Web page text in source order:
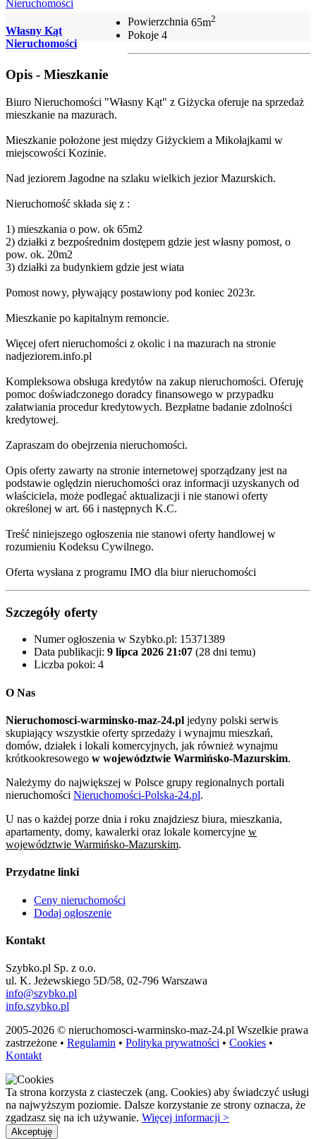
Własny Kąt
Nieruchomości
Powierzchnia 65m2
Pokoje 4
Opis - Mieszkanie
Biuro Nieruchomości "Własny Kąt" z Giżycka oferuje na sprzedaż
mieszkanie na mazurach.
Mieszkanie położone jest między Giżyckiem a Mikołajkami w
miejscowości Kozinie.
Nad jeziorem Jagodne na szlaku wielkich jezior Mazurskich.
Nieruchomość składa się z :
1) mieszkania o pow. ok 65m2
2) działki z bezpośrednim dostępem gdzie jest własny pomost, o
pow. ok. 20m2
3) działki za budynkiem gdzie jest wiata
Pomost nowy, pływający postawiony pod koniec 2023r.
Mieszkanie po kapitalnym remoncie.
Więcej ofert nieruchomości z okolic i na mazurach na stronie
nadjeziorem.info.pl
Kompleksowa obsługa kredytów na zakup nieruchomości. Oferuję
pomoc doświadczonego doradcy finansowego w przypadku
załatwiania procedur kredytowych. Bezpłatne badanie zdolności
kredytowej.
Zapraszam do obejrzenia nieruchomości.
Opis oferty zawarty na stronie internetowej sporządzany jest na
podstawie oględzin nieruchomości oraz informacji uzyskanych od
właściciela, może podlegać aktualizacji i nie stanowi oferty
określonej w art. 66 i następnych K.C.
Treść niniejszego ogłoszenia nie stanowi oferty handlowej w
rozumieniu Kodeksu Cywilnego.
Oferta wysłana z programu IMO dla biur nieruchomości
Szczegóły oferty
Numer ogłoszenia w Szybko.pl: 15371389
Data publikacji: 9 lipca 2026 21:07 (28 dni temu)
Liczba pokoi: 4
O Nas
Nieruchomosci-warminsko-maz-24.pl jedyny polski serwis
skupiający wszystkie oferty sprzedaży i wynajmu mieszkań,
domów, działek i lokali komercyjnych, jak również wynajmu
krótkookresowego w województwie Warmińsko-Mazurskim.
Należymy do największej w Polsce grupy regionalnych portali
nieruchomości Nieruchomości-Polska-24.pl.
U nas o każdej porze dnia i roku znajdziesz biura, mieszkania,
apartamenty, domy, kawalerki oraz lokale komercyjne w
województwie Warmińsko-Mazurskim.
Przydatne linki
Ceny nieruchomości
Dodaj ogłoszenie
Kontakt
Szybko.pl Sp. z o.o.
ul. K. Jeżewskiego 5D/58, 02-796 Warszawa
info@szybko.pl
info.szybko.pl
2005-2026 © nieruchomosci-warminsko-maz-24.pl Wszelkie prawa
zastrzeżone • Regulamin • Polityka prywatności • Cookies •
Kontakt
Ta strona korzysta z ciasteczek (ang. Cookies) aby świadczyć usługi
na najwyższym poziomie. Dalsze korzystanie ze strony oznacza, że
zgadzasz się na ich używanie. Więcej informacji >
Akceptuję